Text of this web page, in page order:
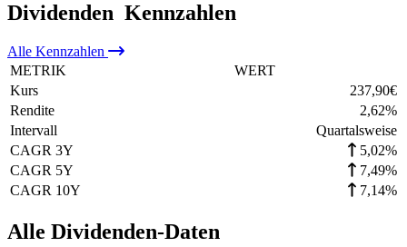
Dividenden Kennzahlen
Alle Kennzahlen
METRIK
WERT
Kurs
237,90€
Rendite
2,62%
Intervall
Quartalsweise
CAGR 3Y
5,02%
CAGR 5Y
7,49%
CAGR 10Y
7,14%
Alle Dividenden-Daten